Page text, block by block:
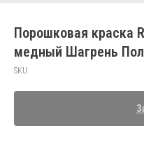
Порошковая краска
медный Шагрень
SKU: